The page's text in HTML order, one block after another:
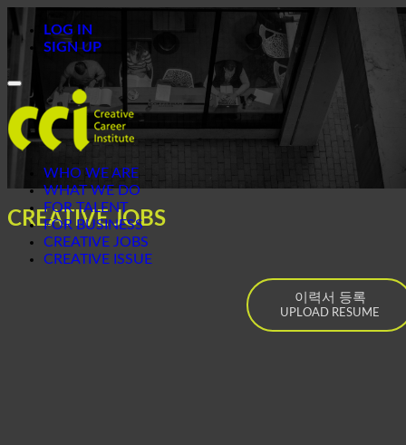
LOG IN
SIGN UP
Toggle
navigation
WHO WE ARE
WHAT WE DO
FOR TALENT
FOR BUSINESS
CREATIVE JOBS
CREATIVE ISSUE
CREATIVE JOBS
이력서 등록
UPLOAD RESUME